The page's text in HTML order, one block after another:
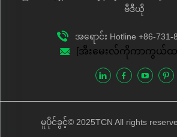
ဗီဒီယို
အရောင်း Hotline +86-731-
[အီးမေးလ်ကိုကာကွယ်ထ
မူပိုင်ခွင့်© 2025TCN All rights